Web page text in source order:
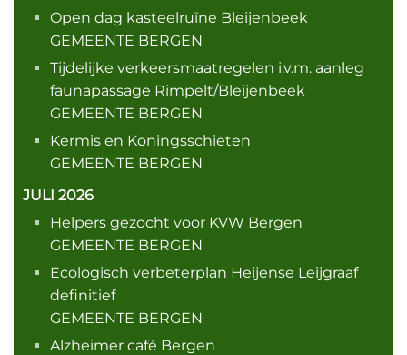
Open dag kasteelruïne Bleijenbeek
GEMEENTE BERGEN
Tijdelijke verkeersmaatregelen i.v.m. aanleg
faunapassage Rimpelt/Bleijenbeek
GEMEENTE BERGEN
Kermis en Koningsschieten
GEMEENTE BERGEN
JULI 2026
Helpers gezocht voor KVW Bergen
GEMEENTE BERGEN
Ecologisch verbeterplan Heijense Leijgraaf
definitief
GEMEENTE BERGEN
Alzheimer café Bergen